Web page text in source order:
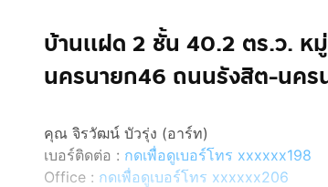
บ้านเเฝด 2 ชั้น 40.2 ตร.ว.
นครนายก46 ถนนรังสิต-นค
คุณ จิรวัฒน์ บัวรุ่ง (อาร์ท)
เบอร์ติดต่อ : กดเพื่อดูเบอร์โทร xxxxxx198
Office : กดเพื่อดูเบอร์โทร xxxxxx206